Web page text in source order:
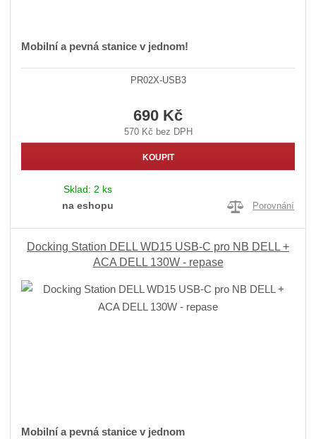
Mobilní a pevná stanice v jednom!
PR02X-USB3
690 Kč
570 Kč bez DPH
KOUPIT
Sklad: 2 ks
na eshopu
Porovnání
Docking Station DELL WD15 USB-C pro NB DELL +
ACA DELL 130W - repase
Mobilní a pevná stanice v jednom